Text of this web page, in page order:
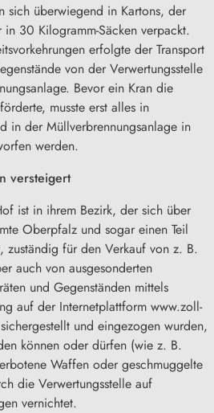
sich überwiegend in Kartons, der
in 30 Kilogramm-Säcken verpackt.
erfolgte der Transport
von der Verwertungsstelle
Bevor ein Kran die
musste erst alles in
in der Müllverbrennungsanlage in
werden.
versteigert
ist in ihrem Bezirk, der sich über
Oberpfalz und sogar einen Teil
zuständig für den Verkauf von z. B.
auch von ausgesonderten
und Gegenständen mittels
auf der Internetplattform www.zoll-
und eingezogen wurden,
können oder dürfen (wie z. B.
Waffen oder geschmuggelte
die Verwertungsstelle auf
vernichtet.